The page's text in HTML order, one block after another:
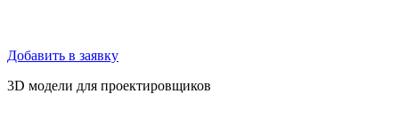
Добавить в заявку
3D модели для проектировщиков